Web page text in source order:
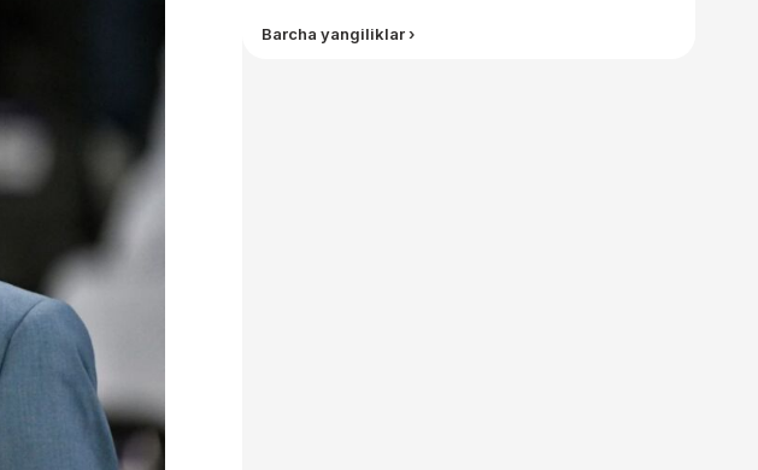
Barcha yangiliklar ›